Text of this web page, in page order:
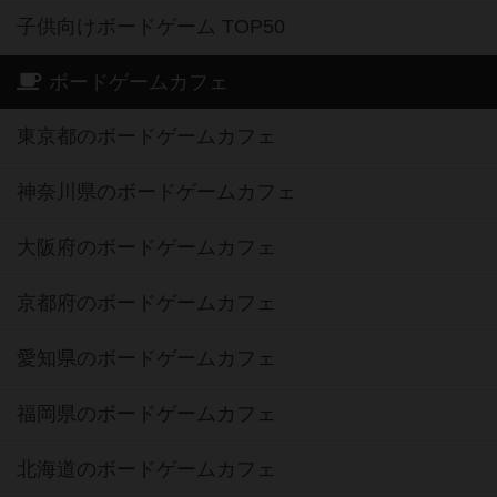
子供向けボードゲーム TOP50
ボードゲームカフェ
東京都のボードゲームカフェ
神奈川県のボードゲームカフェ
大阪府のボードゲームカフェ
京都府のボードゲームカフェ
愛知県のボードゲームカフェ
福岡県のボードゲームカフェ
北海道のボードゲームカフェ